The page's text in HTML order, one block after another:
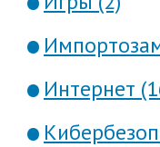
Интернет